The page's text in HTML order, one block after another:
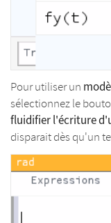
Pour utiliser un
sélectionnez le
fluidifier l'écriture
disparait dès qu'un